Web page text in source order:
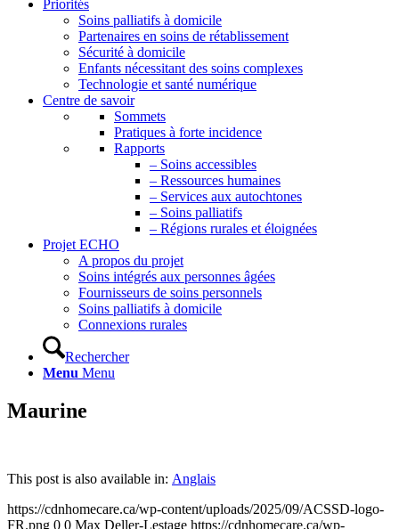
Priorités
Soins palliatifs à domicile
Partenaires en soins de rétablissement
Sécurité à domicile
Enfants nécessitant des soins complexes
Technologie et santé numérique
Centre de savoir
Sommets
Pratiques à forte incidence
Rapports
– Soins accessibles
– Ressources humaines
– Services aux autochtones
– Soins palliatifs
– Régions rurales et éloignées
Projet ECHO
A propos du projet
Soins intégrés aux personnes âgées
Fournisseurs de soins personnels
Soins palliatifs à domicile
Connexions rurales
Rechercher
Menu Menu
Maurine
This post is also available in: Anglais
https://cdnhomecare.ca/wp-content/uploads/2025/09/ACSSD-logo-
FR.png 0 0 Max Deller-Lestage https://cdnhomecare.ca/wp-